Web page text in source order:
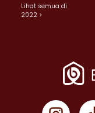
Lihat semua di
2022 >